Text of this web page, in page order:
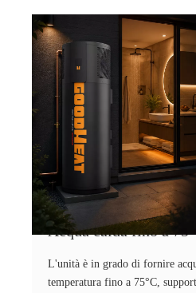
Acqua calda fino a
L'unità è in grado di fornire
temperatura fino a 75°C,